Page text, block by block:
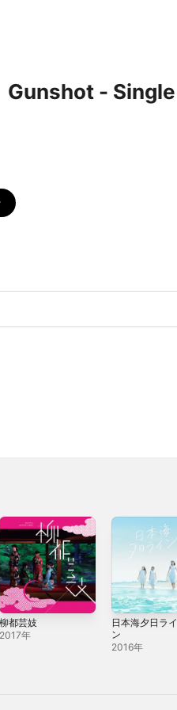
Gunshot - Single
柳都芸妓
2017年
日本海夕日ライ
ン
2016年